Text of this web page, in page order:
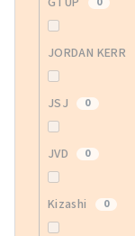
JORDAN KERR
JSJ 0
JVD 0
Kizashi 0